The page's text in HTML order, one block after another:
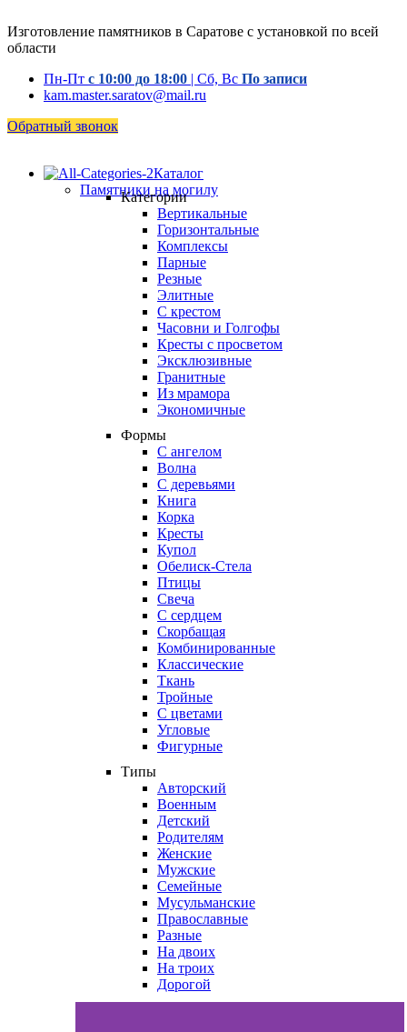
Изготовление памятников в Саратове с установкой по всей
области
Пн-Пт с 10:00 до 18:00 | Сб, Вс По записи
kam.master.saratov@mail.ru
Обратный звонок
Каталог
Памятники на могилу
Категории
Вертикальные
Горизонтальные
Комплексы
Парные
Резные
Элитные
С крестом
Часовни и Голгофы
Кресты с просветом
Эксклюзивные
Гранитные
Из мрамора
Экономичные
Формы
С ангелом
Волна
С деревьями
Книга
Корка
Кресты
Купол
Обелиск-Стела
Птицы
Свеча
С сердцем
Скорбащая
Комбинированные
Классические
Ткань
Тройные
С цветами
Угловые
Фигурные
Типы
Авторский
Военным
Детский
Родителям
Женские
Мужские
Семейные
Мусульманские
Православные
Разные
На двоих
На троих
Дорогой